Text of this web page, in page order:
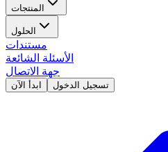
المنتجات
الحلول
مستندات
الأسئلة الشائعة
جهة الاتصال
ابدأ الآن تسجيل الدخول